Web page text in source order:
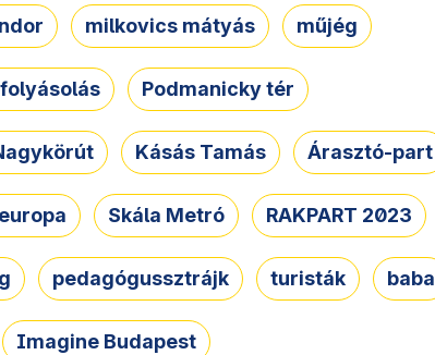
milkovics mátyás műjég
Podmanicky tér
Kásás Tamás Árasztó-part
Skála Metró RAKPART 2023
pedagógussztrájk turisták baba
Imagine Budapest